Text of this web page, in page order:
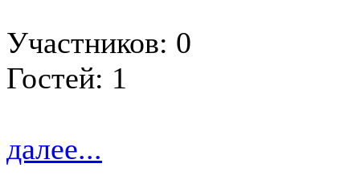
Участников: 0
Гостей: 1
далее...